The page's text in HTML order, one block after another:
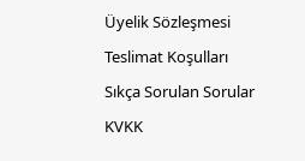
Üyelik Sözleşmesi
Teslimat Koşulları
Sıkça Sorulan Sorular
KVKK